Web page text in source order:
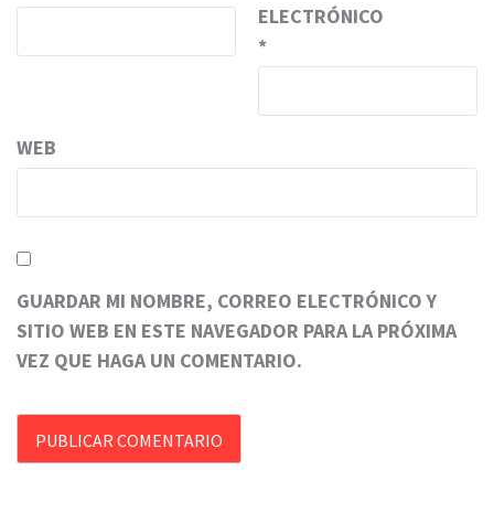
ELECTRÓNICO
*
WEB
GUARDAR MI NOMBRE, CORREO ELECTRÓNICO Y
SITIO WEB EN ESTE NAVEGADOR PARA LA PRÓXIMA
VEZ QUE HAGA UN COMENTARIO.